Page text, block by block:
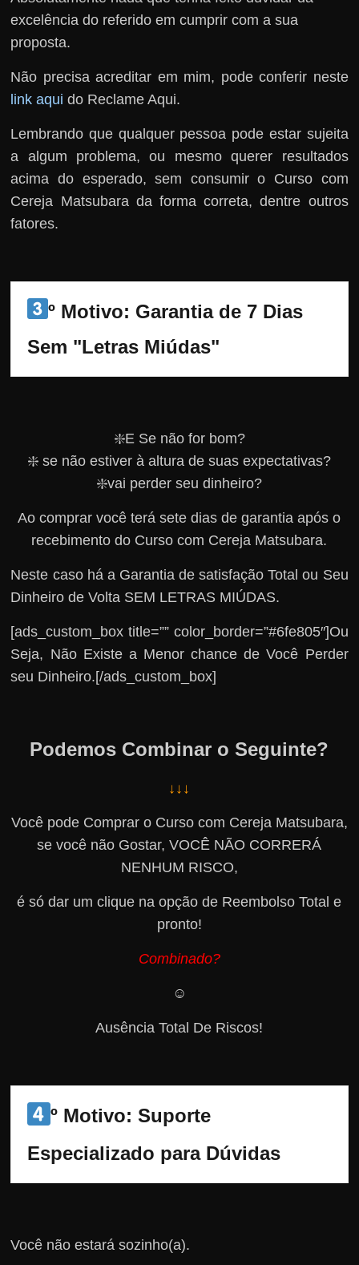
excelência do referido em cumprir com a sua
proposta.
Não precisa acreditar em mim, pode conferir neste
link aqui do Reclame Aqui.
Lembrando que qualquer pessoa pode estar sujeita
a algum problema, ou mesmo querer resultados
acima do esperado, sem consumir o Curso com
Cereja Matsubara da forma correta, dentre outros
fatores.
º Motivo: Garantia de 7 Dias
Sem "Letras Miúdas"
❇️E Se não for bom?
❇️ se não estiver à altura de suas expectativas?
❇️vai perder seu dinheiro?
Ao comprar você terá sete dias de garantia após o
recebimento do Curso com Cereja Matsubara.
Neste caso há a Garantia de satisfação Total ou Seu
Dinheiro de Volta SEM LETRAS MIÚDAS.
[ads_custom_box title=”” color_border=”#6fe805″]Ou
Seja, Não Existe a Menor chance de Você Perder
seu Dinheiro.[/ads_custom_box]
Podemos Combinar o Seguinte?
↓↓↓
Você pode Comprar o Curso com Cereja Matsubara,
se você não Gostar, VOCÊ NÃO CORRERÁ
NENHUM RISCO,
é só dar um clique na opção de Reembolso Total e
pronto!
Combinado?
☺️
Ausência Total De Riscos!
º Motivo: Suporte
Especializado para Dúvidas
Você não estará sozinho(a).